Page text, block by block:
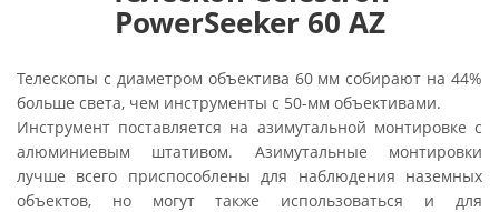
PowerSeeker 60 AZ
Телескопы с диаметром объектива 60 мм собирают на 44%
больше света, чем инструменты с 50-мм объективами.
Инструмент поставляется на азимутальной монтировке с
алюминиевым штативом. Азимутальные монтировки
лучше всего приспособлены для наблюдения наземных
объектов, но могут также использоваться и для